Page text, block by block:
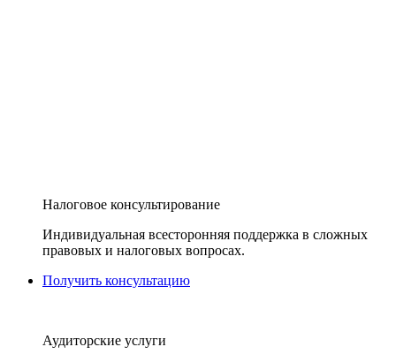
Налоговое консультирование
Индивидуальная всесторонняя поддержка в сложных
правовых и налоговых вопросах.
Получить консультацию
Аудиторские услуги